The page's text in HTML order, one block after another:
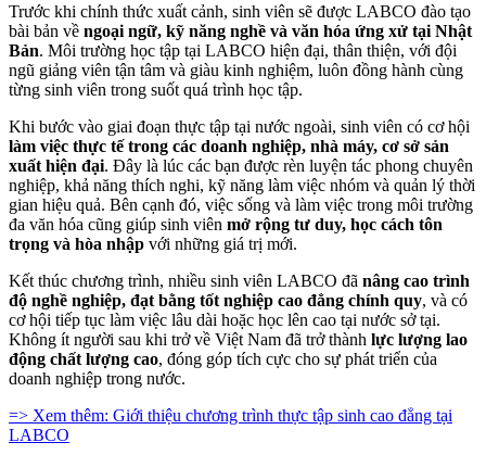
Trước khi chính thức xuất cảnh, sinh viên sẽ được LABCO đào tạo
bài bản về ngoại ngữ, kỹ năng nghề và văn hóa ứng xử tại Nhật
Bản. Môi trường học tập tại LABCO hiện đại, thân thiện, với đội
ngũ giảng viên tận tâm và giàu kinh nghiệm, luôn đồng hành cùng
từng sinh viên trong suốt quá trình học tập.
Khi bước vào giai đoạn thực tập tại nước ngoài, sinh viên có cơ hội
làm việc thực tế trong các doanh nghiệp, nhà máy, cơ sở sản
xuất hiện đại. Đây là lúc các bạn được rèn luyện tác phong chuyên
nghiệp, khả năng thích nghi, kỹ năng làm việc nhóm và quản lý thời
gian hiệu quả. Bên cạnh đó, việc sống và làm việc trong môi trường
đa văn hóa cũng giúp sinh viên mở rộng tư duy, học cách tôn
trọng và hòa nhập với những giá trị mới.
Kết thúc chương trình, nhiều sinh viên LABCO đã nâng cao trình
độ nghề nghiệp, đạt bằng tốt nghiệp cao đẳng chính quy, và có
cơ hội tiếp tục làm việc lâu dài hoặc học lên cao tại nước sở tại.
Không ít người sau khi trở về Việt Nam đã trở thành lực lượng lao
động chất lượng cao, đóng góp tích cực cho sự phát triển của
doanh nghiệp trong nước.
=> Xem thêm: Giới thiệu chương trình thực tập sinh cao đẳng tại
LABCO